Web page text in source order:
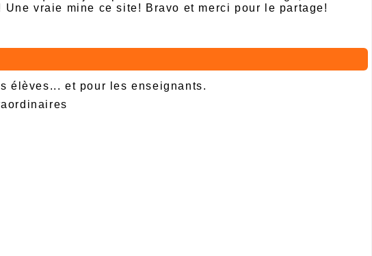
vraie mine ce site! Bravo et merci pour le partage!
élèves... et pour les enseignants.